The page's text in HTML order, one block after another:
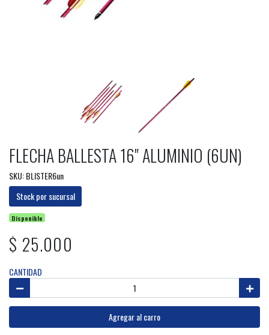
FLECHA BALLESTA 16" ALUMINIO (6UN)
SKU: BLISTER6un
Stock por sucursal
Disponible
$ 25.000
CANTIDAD
Agregar al carro